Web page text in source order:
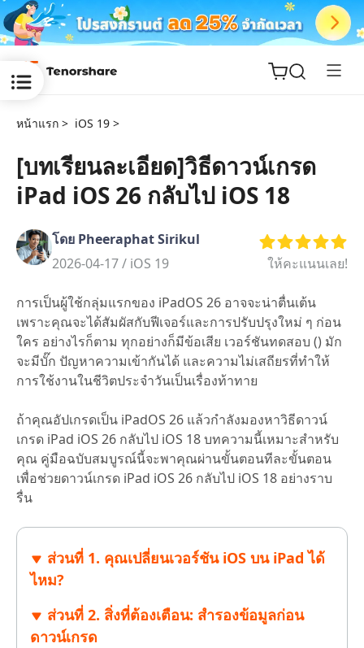
ReiBoot
Tenorshare
New
iAnyGo
หน้าแรก > iOS 19 >
[บทเรียนละเอียด]วิธีดาวน์เกรด
iPad iOS 26 กลับไป iOS 18
โดย Pheeraphat Sirikul
2026-04-17 / iOS 19 ให้คะแนนเลย!
การเป็นผู้ใช้กลุ่มแรกของ iPadOS 26 อาจจะน่าตื่นเต้น
เพราะคุณจะได้สัมผัสกับฟีเจอร์และการปรับปรุงใหม่ ๆ ก่อน
ใคร อย่างไรก็ตาม ทุกอย่างก็มีข้อเสีย เวอร์ชันทดสอบ () มัก
จะมีบั๊ก ปัญหาความเข้ากันได้ และความไม่เสถียรที่ทำให้
การใช้งานในชีวิตประจำวันเป็นเรื่องท้าทาย
ถ้าคุณอัปเกรดเป็น iPadOS 26 แล้วกำลังมองหาวิธีดาวน์
เกรด iPad iOS 26 กลับไป iOS 18 บทความนี้เหมาะสำหรับ
คุณ คู่มือฉบับสมบูรณ์นี้จะพาคุณผ่านขั้นตอนทีละขั้นตอน
เพื่อช่วยดาวน์เกรด iPad iOS 26 กลับไป iOS 18 อย่างราบ
รื่น
ส่วนที่ 1. คุณเปลี่ยนเวอร์ชัน iOS บน iPad ได้
ไหม?
ส่วนที่ 2. สิ่งที่ต้องเตือน: สำรองข้อมูลก่อน
ดาวน์เกรด